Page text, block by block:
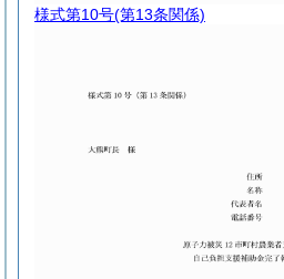
様式第10号(第13条関係)